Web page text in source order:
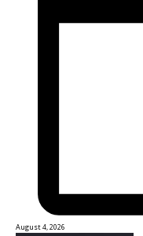
August 4, 2026